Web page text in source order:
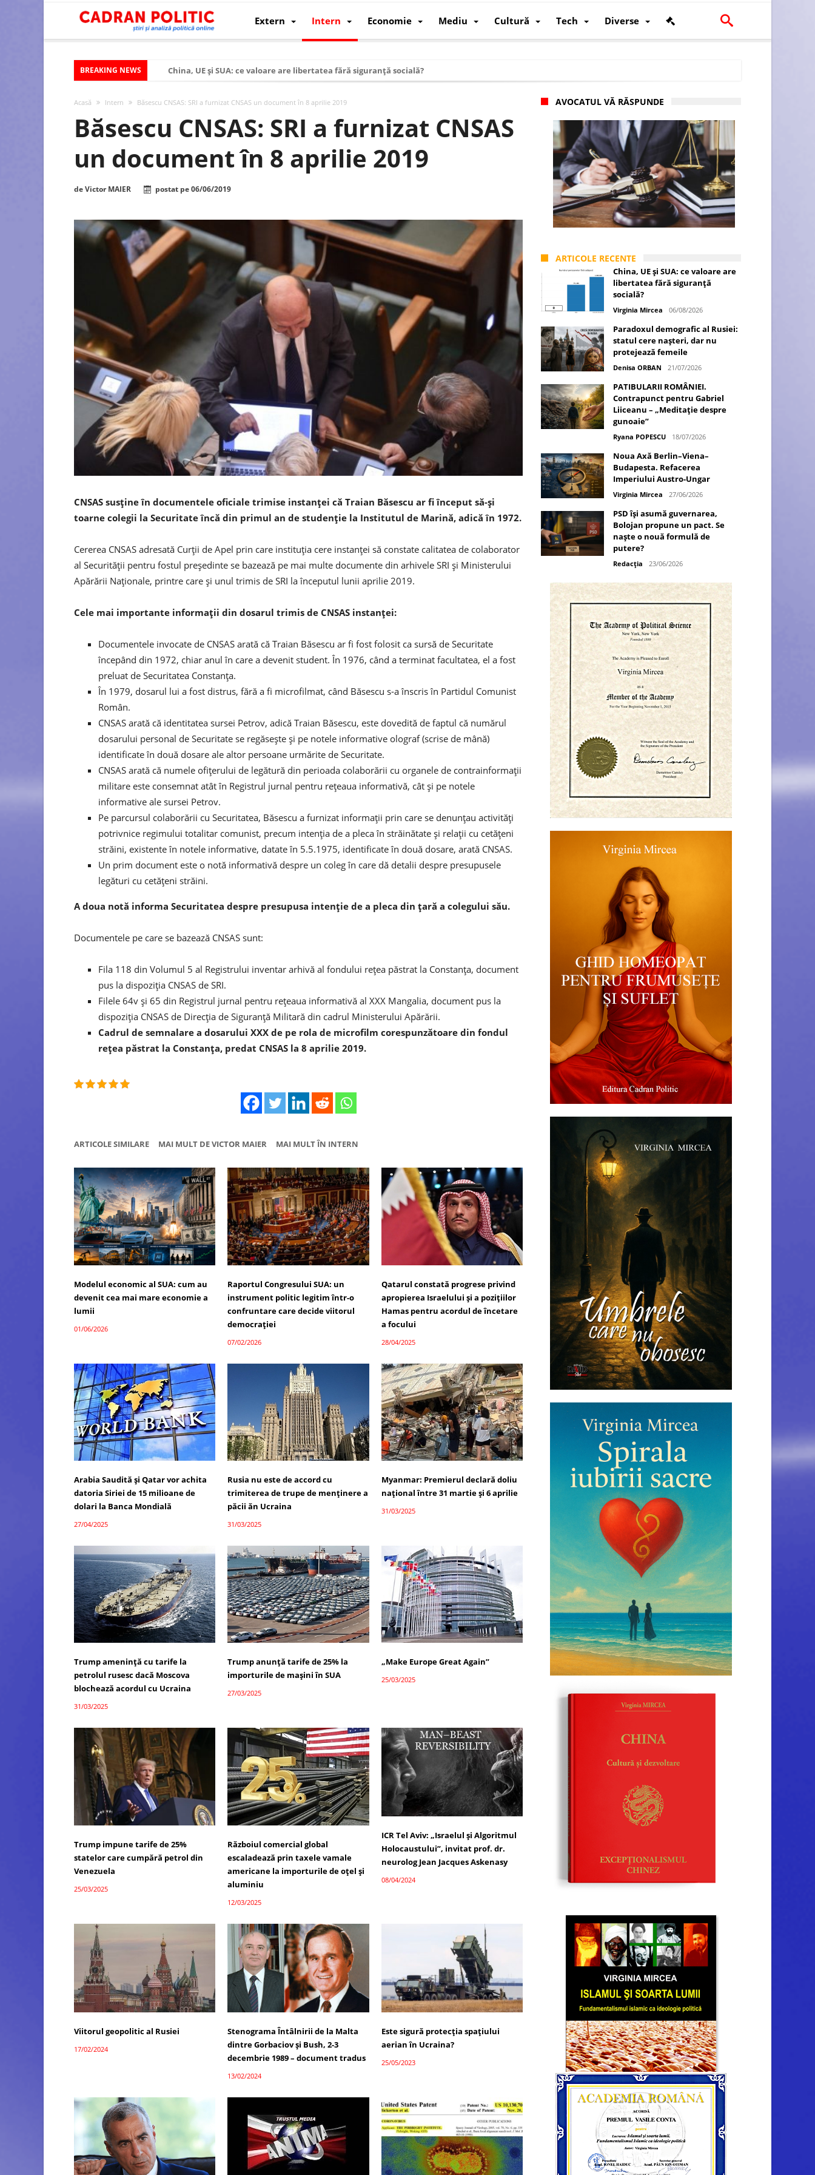
Extern Intern Economie Mediu Cultură Tech Diverse
BREAKING NEWS
China, UE și SUA: ce valoare are libertatea fără siguranță socială?
Modelul economic al Chinei: cum a devenit atelierul lumii și rivalul economic al SUA
Modelul economic al Rusiei: de ce rezistă?
Occidentul obosit și Estul care revine: o realitate pe care România o simte, nu o spune
Viitorul României în Uniunea Europeană. Ce ne așteaptă? – O analiză structurală a demografiei, fiscalității și poziției României în U.E.
Controlul minții prin nanoparticule
Huawei dezvoltă un nou cip AI pentru a înlocui Nvidia
Acasă Intern Băsescu CNSAS: SRI a furnizat CNSAS un document în 8 aprilie 2019
Băsescu CNSAS: SRI a furnizat CNSAS
un document în 8 aprilie 2019
deVictor MAIER postat pe06/06/2019
CNSAS susține în documentele oficiale trimise instanței că Traian Băsescu ar fi început să-și
toarne colegii la Securitate încă din primul an de studenție la Institutul de Marină, adică în 1972.
Cererea CNSAS adresată Curții de Apel prin care instituția cere instanței să constate calitatea de colaborator
al Securității pentru fostul președinte se bazează pe mai multe documente din arhivele SRI și Ministerului
Apărării Naționale, printre care și unul trimis de SRI la începutul lunii aprilie 2019.
Cele mai importante informații din dosarul trimis de CNSAS instanței:
Documentele invocate de CNSAS arată că Traian Băsescu ar fi fost folosit ca sursă de Securitate
începând din 1972, chiar anul în care a devenit student. În 1976, când a terminat facultatea, el a fost
preluat de Securitatea Constanța.
În 1979, dosarul lui a fost distrus, fără a fi microfilmat, când Băsescu s-a înscris în Partidul Comunist
Român.
CNSAS arată că identitatea sursei Petrov, adică Traian Băsescu, este dovedită de faptul că numărul
dosarului personal de Securitate se regăsește și pe notele informative olograf (scrise de mână)
identificate în două dosare ale altor persoane urmărite de Securitate.
CNSAS arată că numele ofițerului de legătură din perioada colaborării cu organele de contrainformații
militare este consemnat atât în Registrul jurnal pentru rețeaua informativă, cât și pe notele
informative ale sursei Petrov.
Pe parcursul colaborării cu Securitatea, Băsescu a furnizat informații prin care se denunțau activități
potrivnice regimului totalitar comunist, precum intenția de a pleca în străinătate și relații cu cetățeni
străini, existente în notele informative, datate în 5.5.1975, identificate în două dosare, arată CNSAS.
Un prim document este o notă informativă despre un coleg în care dă detalii despre presupusele
legături cu cetățeni străini.
A doua notă informa Securitatea despre presupusa intenție de a pleca din țară a colegului său.
Documentele pe care se bazează CNSAS sunt:
Fila 118 din Volumul 5 al Registrului inventar arhivă al fondului rețea păstrat la Constanța, document
pus la dispoziția CNSAS de SRI.
Filele 64v și 65 din Registrul jurnal pentru rețeaua informativă al XXX Mangalia, document pus la
dispoziția CNSAS de Direcția de Siguranță Militară din cadrul Ministerului Apărării.
Cadrul de semnalare a dosarului XXX de pe rola de microfilm corespunzătoare din fondul
rețea păstrat la Constanța, predat CNSAS la 8 aprilie 2019.
ARTICOLE SIMILARE MAI MULT DE VICTOR MAIER MAI MULT ÎN INTERN
Modelul economic al SUA: cum au
devenit cea mai mare economie a
lumii
01/06/2026
Raportul Congresului SUA: un
instrument politic legitim într-o
confruntare care decide viitorul
democrației
07/02/2026
Qatarul constată progrese privind
apropierea Israelului și a pozițiilor
Hamas pentru acordul de încetare
a focului
28/04/2025
Arabia Saudită și Qatar vor achita
datoria Siriei de 15 milioane de
dolari la Banca Mondială
27/04/2025
Rusia nu este de accord cu
trimiterea de trupe de menținere a
păcii ăn Ucraina
31/03/2025
Myanmar: Premierul declară doliu
național între 31 martie și 6 aprilie
31/03/2025
Trump amenință cu tarife la
petrolul rusesc dacă Moscova
blochează acordul cu Ucraina
31/03/2025
Trump anunță tarife de 25% la
importurile de mașini în SUA
27/03/2025
„Make Europe Great Again”
25/03/2025
Trump impune tarife de 25%
statelor care cumpără petrol din
Venezuela
25/03/2025
Războiul comercial global
escaladează prin taxele vamale
americane la importurile de oțel și
aluminiu
12/03/2025
ICR Tel Aviv: „Israelul și Algoritmul
Holocaustului”, invitat prof. dr.
neurolog Jean Jacques Askenasy
08/04/2024
Viitorul geopolitic al Rusiei
17/02/2024
Stenograma Întâlnirii de la Malta
dintre Gorbaciov și Bush, 2-3
decembrie 1989 – document tradus
13/02/2024
Este sigură protecția spațiului
aerian în Ucraina?
25/05/2023
AVOCATUL VĂ RĂSPUNDE
ARTICOLE RECENTE
China, UE și SUA: ce valoare are
libertatea fără siguranță
socială?
Virginia Mircea 06/08/2026
Paradoxul demografic al Rusiei:
statul cere nașteri, dar nu
protejează femeile
Denisa ORBAN 21/07/2026
PATIBULARII ROMÂNIEI.
Contrapunct pentru Gabriel
Liiceanu – „Meditație despre
gunoaie”
Ryana POPESCU 18/07/2026
Noua Axă Berlin–Viena–
Budapesta. Refacerea
Imperiului Austro-Ungar
Virginia Mircea 27/06/2026
PSD își asumă guvernarea,
Bolojan propune un pact. Se
naște o nouă formulă de
putere?
Redacția 23/06/2026